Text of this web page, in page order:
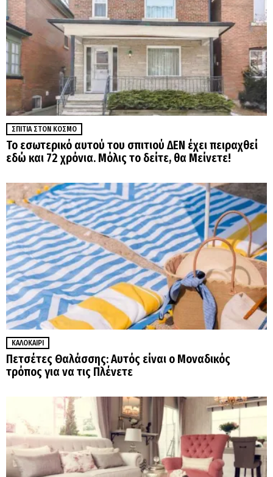
ΣΠΊΤΙΑ ΣΤΟΝ ΚΌΣΜΟ
Το εσωτερικό αυτού του σπιτιού ΔΕΝ έχει πειραχθεί
εδώ και 72 χρόνια. Μόλις το δείτε, θα Μείνετε!
ΚΑΛΟΚΑΊΡΙ
Πετσέτες Θαλάσσης: Αυτός είναι ο Μοναδικός
τρόπος για να τις Πλένετε